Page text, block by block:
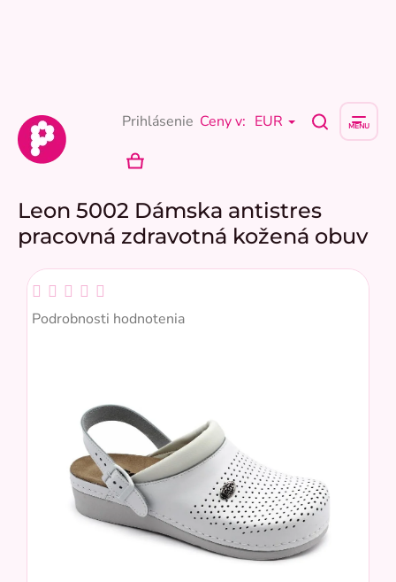
Ceny v: EUR
Prihlásenie
NÁKUPNÝ
Leon 5002 Dámska antistres
pracovná zdravotná kožená obuv
Priemerné
hodnotenie
hviezdičiek.
Podrobnosti hodnotenia